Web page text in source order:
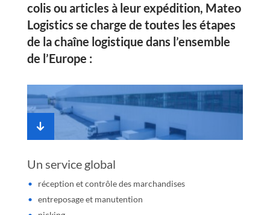
colis ou articles à leur expédition, Mateo
Logistics se charge de toutes les étapes
de la chaîne logistique dans l’ensemble
de l’Europe :
Un service global
réception et contrôle des marchandises
entreposage et manutention